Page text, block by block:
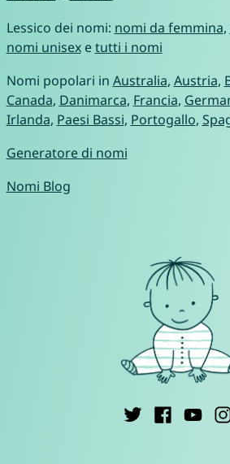
Lessico dei nomi: nomi da femmina,
nomi unisexetutti i nomi
Nomi popolari in Australia, Austria,
Canada, Danimarca, Francia,
Irlanda, Paesi Bassi, Portogallo,
Generatore di nomi
Nomi Blog